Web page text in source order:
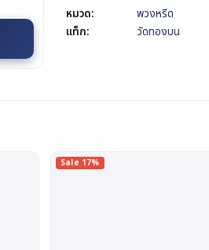
หมวด:
พวงหรีด
แท็ก:
วัดทองบน
Sale 17%